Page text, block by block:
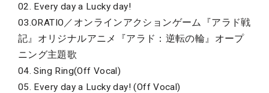
02. Every day a Lucky day!
03.ORATIO／オンラインアクションゲーム『アラド戦
記』オリジナルアニメ『アラド：逆転の輪』オープ
ニング主題歌
04. Sing Ring(Off Vocal)
05. Every day a Lucky day! (Off Vocal)